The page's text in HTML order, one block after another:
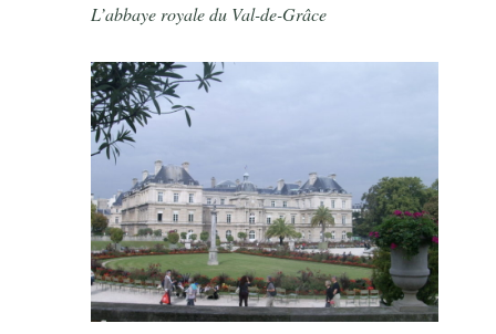
L’abbaye royale du Val-de-Grâce